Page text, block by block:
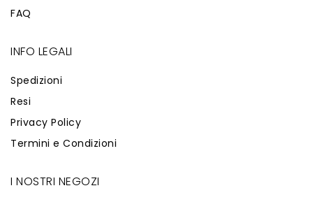
FAQ
INFO LEGALI
Spedizioni
Resi
Privacy Policy
Termini e Condizioni
I NOSTRI NEGOZI